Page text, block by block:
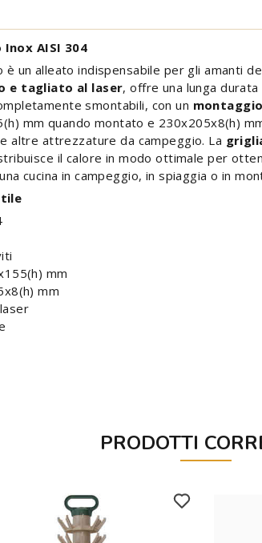
Inox AISI 304
un alleato indispensabile per gli amanti
e tagliato al laser, offre una lunga
smontabili, con un
mm quando montato e 230x205x8(h)
altre attrezzature da campeggio. La
il calore in modo ottimale per
cucina in campeggio, in spiaggia o in
mm
mm
PRODOTTI